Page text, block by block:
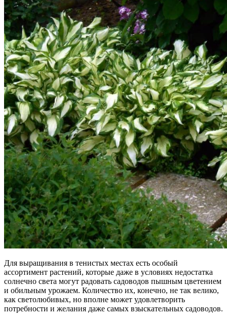
Для выращивания в тенистых местах есть особый
ассортимент растений, которые даже в условиях недостатка
солнечно света могут радовать садоводов пышным цветением
и обильным урожаем. Количество их, конечно, не так велико,
как светолюбивых, но вполне может удовлетворить
потребности и желания даже самых взыскательных садоводов.